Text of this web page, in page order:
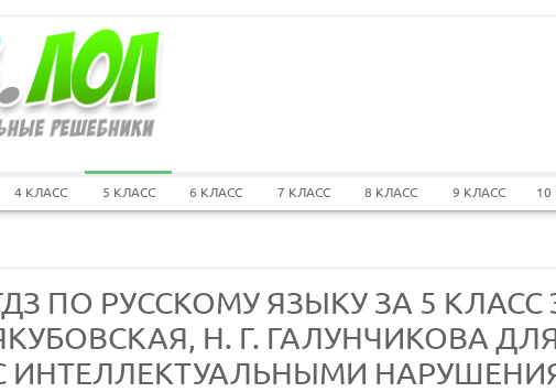
4 КЛАСС 5 КЛАСС 6 КЛАСС 7 КЛАСС 8 КЛАСС 9 КЛАСС 10
ПО РУССКОМУ ЯЗЫКУ ЗА 5 КЛАСС
Н. Г. ГАЛУНЧИКОВА
ИНТЕЛЛЕКТУАЛЬНЫМИ